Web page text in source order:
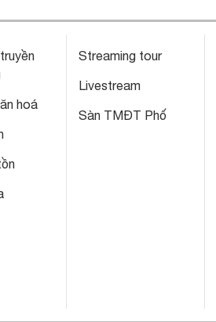
hoá
Streaming tour
Livestream
Sàn TMĐT Phố